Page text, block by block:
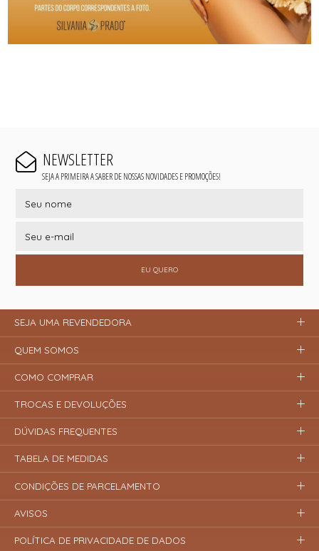
NEWSLETTER
SEJA A PRIMEIRA A SABER DE NOSSAS NOVIDADES E PROMOÇÕES!
EU QUERO
SEJA UMA REVENDEDORA
QUEM SOMOS
COMO COMPRAR
TROCAS E DEVOLUÇÕES
DÚVIDAS FREQUENTES
TABELA DE MEDIDAS
CONDIÇÕES DE PARCELAMENTO
AVISOS
POLÍTICA DE PRIVACIDADE DE DADOS